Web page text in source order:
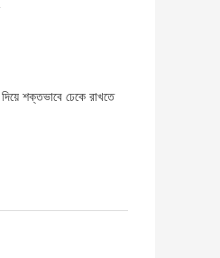
শক্তভাবে ঢেকে রাখতে